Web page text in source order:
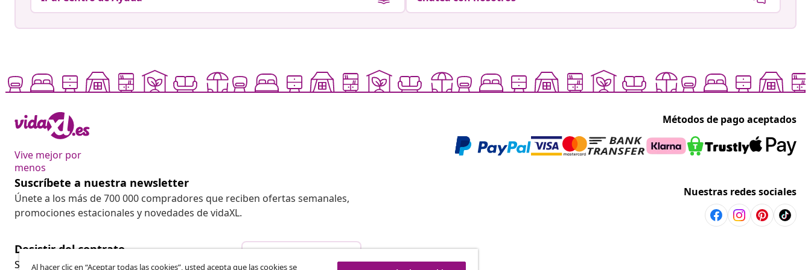
Vive mejor por
menos
Métodos de pago aceptados
Suscríbete a nuestra newsletter
Únete a los más de 700 000 compradores que reciben ofertas semanales,
promociones estacionales y novedades de vidaXL.
Nuestras redes sociales
Desistir del contrato
Solicita la cancelación de tu pedido.
Al hacer clic en “Aceptar todas las cookies”, usted acepta que las cookies se